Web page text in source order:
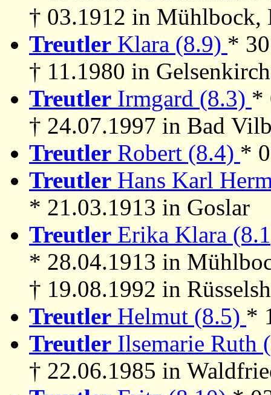
† 03.1912 in Mühlbock,
Treutler Klara (8.9) *
† 11.1980 in
Treutler Irmgard (8.3) *
† 24.07.1997 in Bad
Treutler Robert (8.4) *
Treutler Hans Karl
* 21.03.1913 in Goslar
Treutler Erika Klara
* 28.04.1913 in
† 19.08.1992 in
Treutler Helmut (8.5) *
Treutler Ilsemarie Ruth
† 22.06.1985 in